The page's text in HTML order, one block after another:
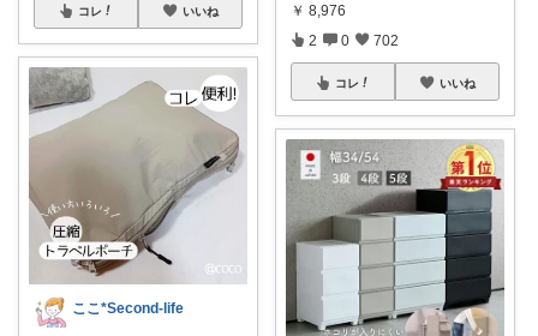
コレ いいね
ここ*Second-life
￥ 8,976
2 0 702
コレ いいね